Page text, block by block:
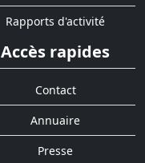
Rapports d'activité
Accès rapides
Contact
Annuaire
Presse